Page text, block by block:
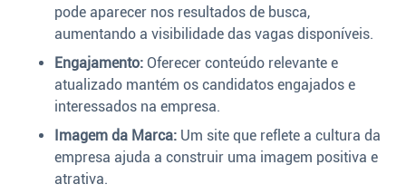
pode aparecer nos resultados de busca,
aumentando a visibilidade das vagas disponíveis.
Engajamento: Oferecer conteúdo relevante e
atualizado mantém os candidatos engajados e
interessados na empresa.
Imagem da Marca: Um site que reflete a cultura da
empresa ajuda a construir uma imagem positiva e
atrativa.